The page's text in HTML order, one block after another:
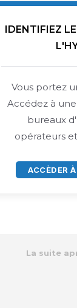
IDENTIFIEZ
Vous portez
Accédez à
bureaux
opérateurs
ACCÈDER